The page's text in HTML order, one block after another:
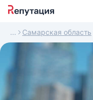
Самарская область